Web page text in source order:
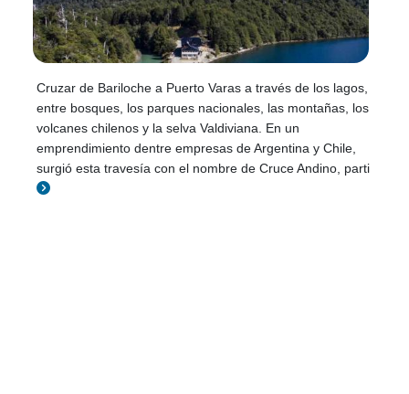
Cruzar de Bariloche a Puerto Varas a través de los lagos,
entre bosques, los parques nacionales, las montañas, los
volcanes chilenos y la selva Valdiviana. En un
emprendimiento dentre empresas de Argentina y Chile,
surgió esta travesía con el nombre de Cruce Andino, parti